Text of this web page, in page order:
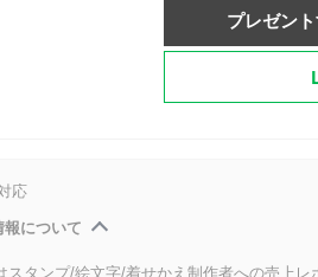
プレゼン
応
について
スタンプ/絵文字/着せかえ制作者への売上